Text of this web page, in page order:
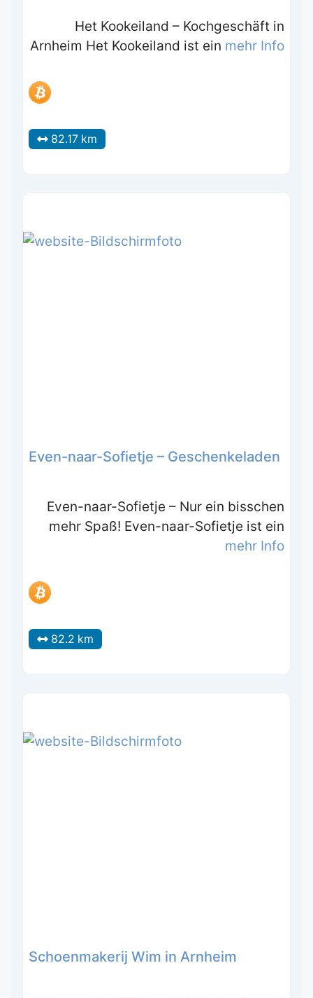
Het Kookeiland – Kochgeschäft in
Arnheim Het Kookeiland ist ein mehr Info
82.17 km
Even-naar-Sofietje – Geschenkeladen
Even-naar-Sofietje – Nur ein bisschen
mehr Spaß! Even-naar-Sofietje ist ein
mehr Info
82.2 km
Schoenmakerij Wim in Arnheim